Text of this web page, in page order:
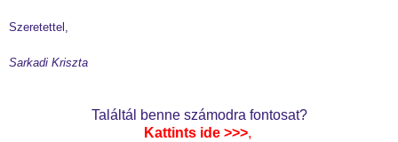
Szeretettel,
Sarkadi Kriszta
Találtál benne számodra fontosat?
Kattints ide >>>,